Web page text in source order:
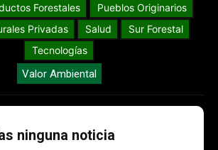
Forestales
Pueblos Originarios
Privadas
Salud
Sur Forestal
Tecnologías
Valor Ambiental
ninguna noticia